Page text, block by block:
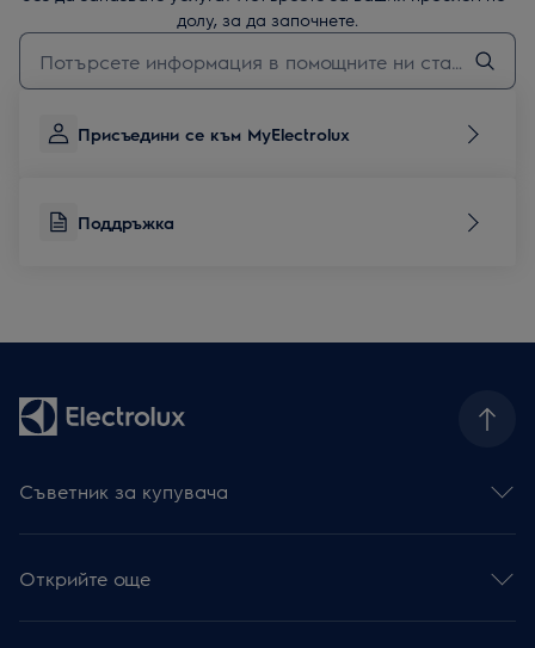
долу, за да започнете.
Въведете текст за да потърсите статии за поддръжка
Присъедини се към MyElectrolux
Поддръжка
Съветник за купувача
Готварски плотове
Абсорбатори
Съдомиялни
Открийте още